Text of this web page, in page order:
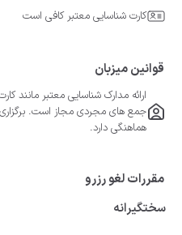
کارت شناسایی معتبر کافی است
قوانین میزبان
ارائه مدارک شناسایی معتبر مانند
جمع های مجردی مجاز است.
هماهنگی دارد.
مقررات لغو رزرو
سختگیرانه